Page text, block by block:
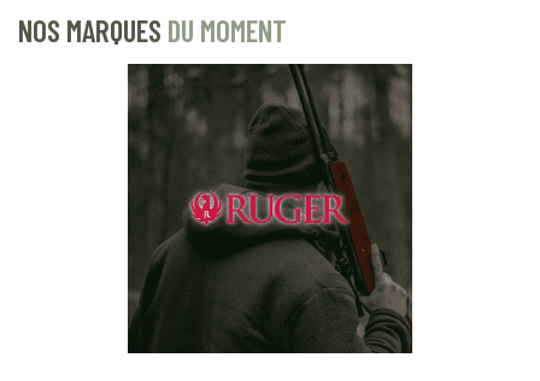
NOS MARQUES DU MOMENT